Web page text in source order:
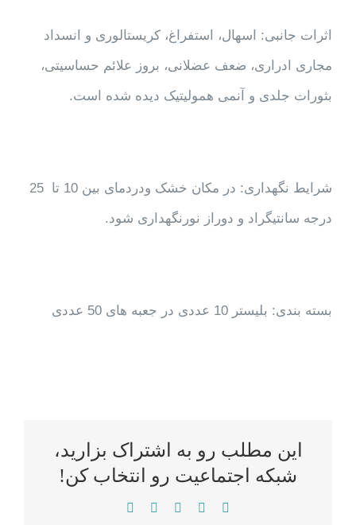
اثرات جانبی: اسهال، استفراغ، کریستالوری و انسداد
مجاری ادراری، ضعف عضلانی، بروز علائم حساسیتی،
بثورات جلدی و آنمی همولیتیک دیده شده است.
شرایط نگهداری: در مکان خشک ودردمای بین 10 تا 25
درجه سانتیگراد و دوراز نورنگهداری شود.
بسته بندی: بلیستر 10 عددی در جعبه های 50 عددی
این مطلب رو به اشتراک بزارید،
شبکه اجتماعیت رو انتخاب کن!
Facebook
Twitter
Reddit
LinkedIn